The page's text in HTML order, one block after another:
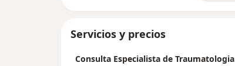
Servicios y precios
Consulta Especialista de Traumatologia